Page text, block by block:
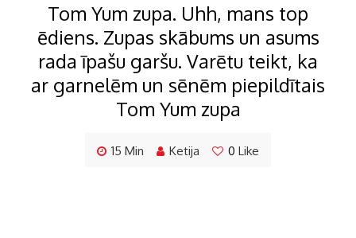
Tom Yum zupa. Uhh, mans top
ēdiens. Zupas skābums un asums
rada īpašu garšu. Varētu teikt, ka
ar garnelēm un sēnēm piepildītais
Tom Yum zupa
15 Min Ketija 0 Like